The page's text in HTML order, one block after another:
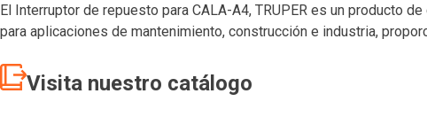
El Interruptor de repuesto para CALA-A4, TRUPER es un producto
para aplicaciones de mantenimiento, construcción e industria,
Visita nuestro catálogo